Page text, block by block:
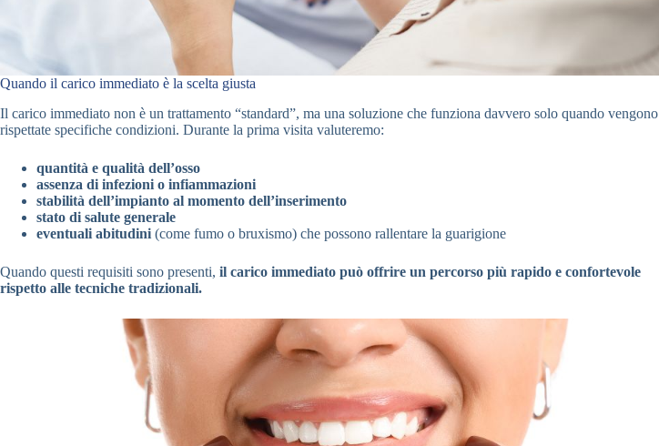
Quando il carico immediato è la scelta giusta
Il carico immediato non è un trattamento “standard”, ma una soluzione che funziona davvero solo quando vengono
rispettate specifiche condizioni. Durante la prima visita valuteremo:
quantità e qualità dell’osso
assenza di infezioni o infiammazioni
stabilità dell’impianto al momento dell’inserimento
stato di salute generale
eventuali abitudini (come fumo o bruxismo) che possono rallentare la guarigione
Quando questi requisiti sono presenti, il carico immediato può offrire un percorso più rapido e confortevole
rispetto alle tecniche tradizionali.